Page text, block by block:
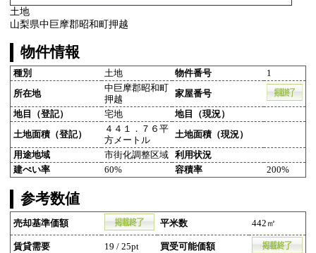
土地
山梨県中巨摩郡昭和町押越
物件情報
種別 土地 物件番号 1
所在地
中巨摩郡昭和町
押越
家屋番号
地目（登記） 宅地 地目（現況）
土地面積（登記）
４４１．７６平
方メートル
土地面積（現況）
用途地域 市街化調整区域
利用状況
建ぺい率
60% 容積率 200%
参考数値
売却基準価額 平米数 442㎡
賃貸需要 19 / 25pt 買受可能価額